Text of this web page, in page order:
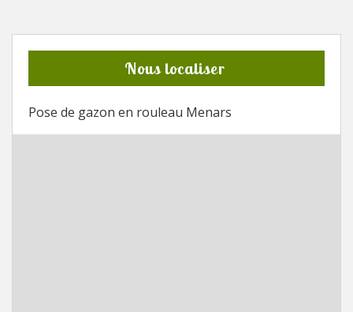
Nous localiser
Pose de gazon en rouleau Menars